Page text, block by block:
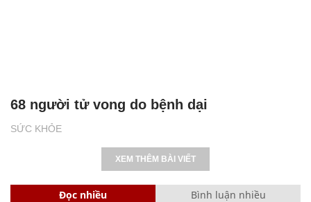
SỨC KHỎE
68 người tử vong do bệnh dại
XEM THÊM BÀI VIẾT
Đọc nhiều Bình luận nhiều